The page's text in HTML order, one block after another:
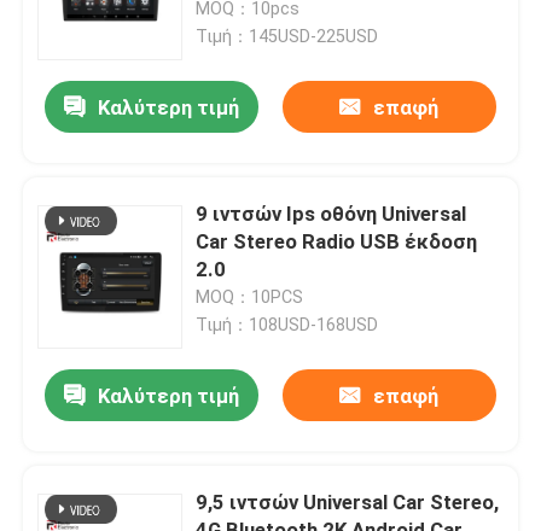
Ποιοτικός έλεγχος
επαφή
Νέα
Όλες οι περιπτώσεις
Στερεοφωνικό ραδιόφωνο αυτοκινήτου Android
Multimedia
MOQ：10pcs
Τιμή：145USD-225USD
Καλύτερη τιμή επαφή
9 ιντσών Ips οθόνη Universal
Car Stereo Radio USB έκδοση
2.0
MOQ：10PCS
Τιμή：108USD-168USD
Καλύτερη τιμή επαφή
9,5 ιντσών Universal Car Stereo,